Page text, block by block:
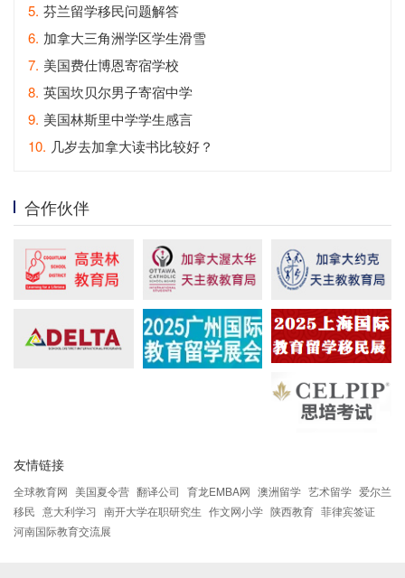
5. 芬兰留学移民问题解答
6. 加拿大三角洲学区学生滑雪
7. 美国费仕博恩寄宿学校
8. 英国坎贝尔男子寄宿中学
9. 美国林斯里中学学生感言
10. 几岁去加拿大读书比较好？
合作伙伴
友情链接
全球教育网 美国夏令营 翻译公司 育龙EMBA网 澳洲留学 艺术留学 爱尔兰
移民 意大利学习 南开大学在职研究生 作文网小学 陕西教育 菲律宾签证
河南国际教育交流展